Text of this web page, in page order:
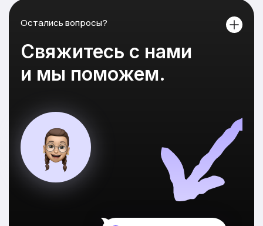
Остались вопросы?
Свяжитесь с нами
и мы поможем.